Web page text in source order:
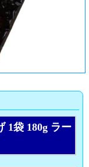
袋 180g ラー